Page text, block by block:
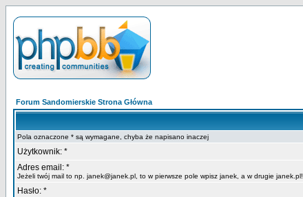
Forum Sandomierskie Strona Główna
Pola oznaczone * są wymagane, chyba że napisano inaczej
Użytkownik: *
Adres email: *
Jeżeli twój mail to np. janek@janek.pl, to w pierwsze pole wpisz janek, a w drugie janek.pl!
Hasło: *